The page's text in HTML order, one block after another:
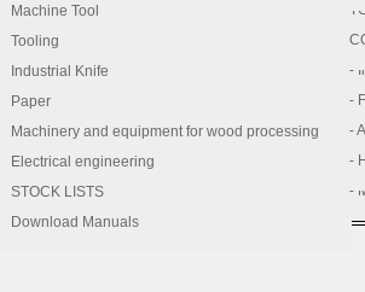
Machine Tool
-
-
-
-
-
-
-
Tooling
-
-
-
-
-
-
Industrial Knife
Paper
Machinery and equipment for wood processing
Electrical engineering
STOCK LISTS
Download Manuals
COMPARABLE STANDARD
AISI JIS
C1050